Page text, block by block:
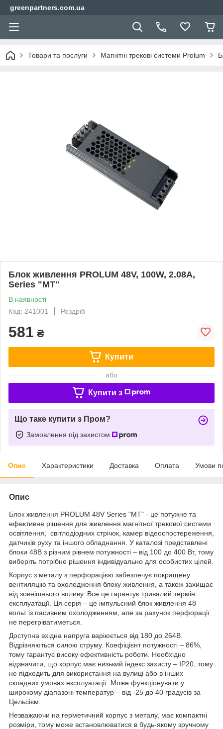
greenpartners.com.ua
Товари та послуги Магнітні трекові системи Prolum
Блок живлення PROLUM 48V, 100W, 2.08А,
Series "MT"
В наявності
Код: 241001
Роздріб
581 ₴
Купити
або
Купити з
Що таке купити з Пром?
Замовлення під захистом
Опис Характеристики Доставка Оплата Умови
Опис
Блок живлення PROLUM 48V Series "MT" - це потужне та
ефективне рішення для живлення магнітної трекової системи
освітлення, світлодіодних стрічок, камер відеоспостереження,
датчиків руху та іншого обладнання. У каталозі представлені
блоки 48В з різним рівнем потужності – від 100 до 400 Вт, тому
виберіть потрібне рішення індивідуально для особистих цілей.
Корпус з металу з перфорацією забезпечує покращену
вентиляцію та охолодження блоку живлення, а також захищає
від зовнішнього впливу. Все це гарантує тривалий термін
експлуатації. Ця серія – це імпульсний блок живлення 48
вольт із пасивним охолодженням, але за рахунок перфорації
не перегріватиметься.
Доступна вхідна напруга варіюється від 180 до 264В.
Відрізняються силою струму. Коефіцієнт потужності – 86%,
тому гарантує високу ефективність роботи. Необхідно
відзначити, що корпус має низький індекс захисту – IP20, тому
не підходить для використання на вулиці або в інших
складних умовах експлуатації. Може функціонувати у
широкому діапазоні температур – від -25 до 40 градусів за
Цельсієм.
Незважаючи на герметичний корпус з металу, має компактні
розміри, тому може встановлюватися в будь-якому зручному